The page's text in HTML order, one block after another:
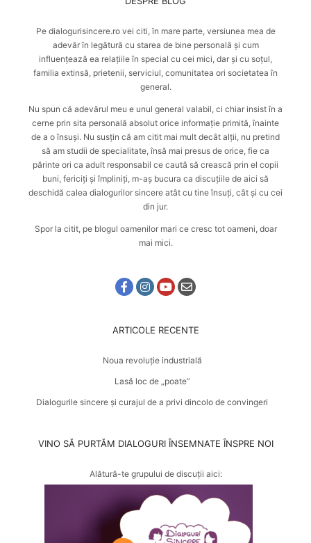
Pe dialogurisincere.ro vei citi, în mare parte, versiunea mea de
adevăr în legătură cu starea de bine personală și cum
influențează ea relațiile în special cu cei mici, dar și cu soțul,
familia extinsă, prietenii, serviciul, comunitatea ori societatea în
general.
Nu spun că adevărul meu e unul general valabil, ci chiar insist în a
cerne prin sita personală absolut orice informație primită, înainte
de a o însuși. Nu susțin că am citit mai mult decât alții, nu pretind
să am studii de specialitate, însă mai presus de orice, fie ca
părinte ori ca adult responsabil ce caută să crească prin el copii
buni, fericiți și împliniți , m-aș bucura ca discuțiile de aici să
deschidă calea dialogurilor sincere atât cu tine însuți, cât și cu cei
din jur.
Spor la citit, pe blogul oamenilor mari ce cresc tot oameni, doar
mai mici.
ARTICOLE RECENTE
Noua revoluție industrială
Lasă loc de „poate”
Dialogurile sincere și curajul de a privi dincolo de convingeri
VINO SĂ PURTĂM DIALOGURI ÎNSEMNATE ÎNSPRE NOI
Alătură-te grupului de discuții aici: